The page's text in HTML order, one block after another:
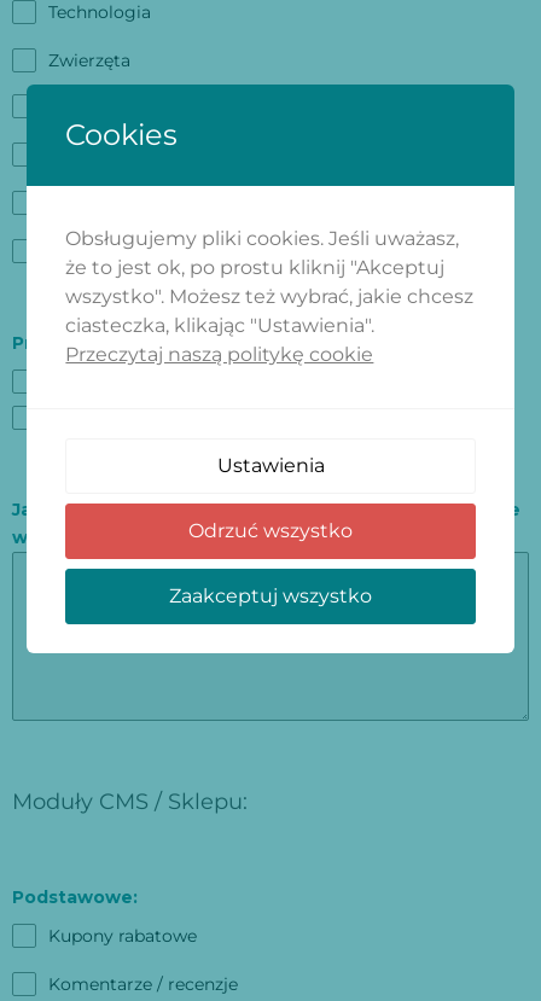
Technologia
Zwierzęta
Inne
Preferowana kolorystyka projektu
Jakie elementy/informacje powinny zostać wyróżnione
w projekcie?
Moduły CMS / Sklepu:
Podstawowe:
Kupony rabatowe
Komentarze / recenzje
Cookies
Obsługujemy pliki cookies. Jeśli uważasz,
że to jest ok, po prostu kliknij "Akceptuj
wszystko". Możesz też wybrać, jakie chcesz
ciasteczka, klikając "Ustawienia".
Przeczytaj naszą politykę cookie
Ustawienia
Odrzuć wszystko
Zaakceptuj wszystko